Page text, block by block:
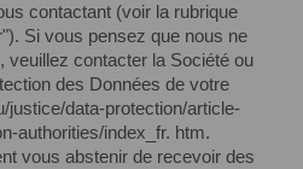
contactant (voir la rubrique
Si vous pensez que nous ne
veuillez contacter la Société ou
des Données de votre
justice/data-protection/article-
authorities/index_fr. htm.
vous abstenir de recevoir des